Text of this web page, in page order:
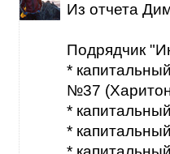
Из отчета
Подрядчик
*
№37
*
*